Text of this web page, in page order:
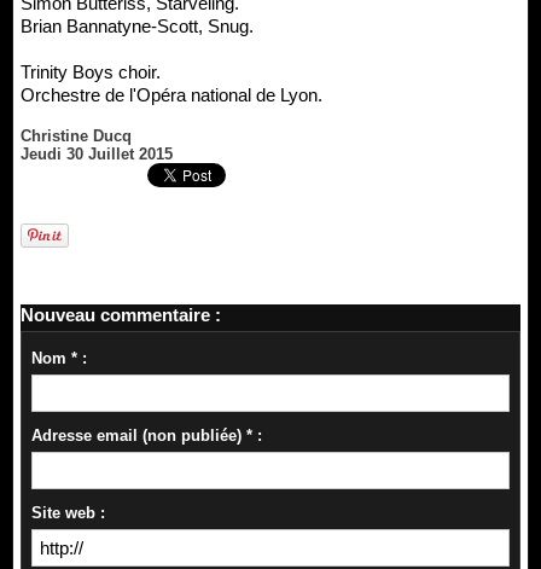
Brian Bannatyne-Scott, Snug.
Trinity Boys choir.
Orchestre de l'Opéra national de Lyon.
Christine Ducq
Jeudi 30 Juillet 2015
Nouveau commentaire :
Nom * :
Adresse email (non publiée) * :
Site web :